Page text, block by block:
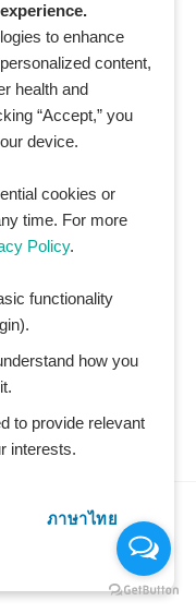
to enhance
content,
health and
“Accept,” you
device.
cookies or
time. For more
Policy.
functionality
how you
to provide relevant
interests.
ภาษาไทย